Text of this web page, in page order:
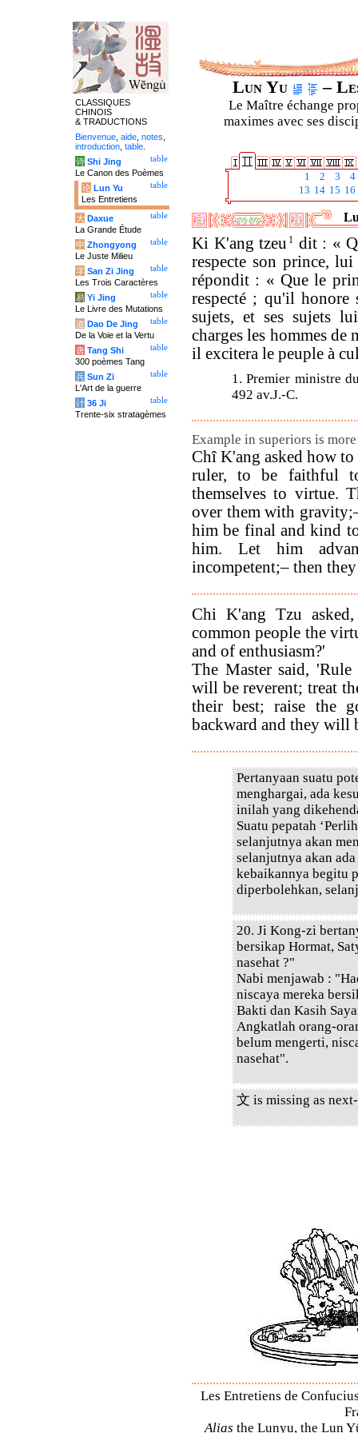
Lun Yu –
Le Maître échange
maximes avec ses
1 2 3
4
13 14 15 16
Ki K'ang tzeu 1 dit : «
respecte son prince,
répondit : « Que le
respecté ; qu'il honore
sujets, et ses sujets
charges les hommes de
il excitera le peuple à
1. Premier ministre
492 av.J.-C.
Example in superiors is
Chî K'ang asked how to
ruler, to be faithful
themselves to virtue.
over them with
him be final and kind
him. Let him
incompetent;– then
Chi K'ang Tzu
common people the
and of enthusiasm?'
The Master said,
will be reverent; treat
their best; raise the
backward and they will
Pertanyaan suatu
menghargai, ada
inilah yang
Suatu pepatah
selanjutnya akan
selanjutnya akan
kebaikannya begitu
diperbolehkan,
20. Ji Kong-zi
bersikap Hormat,
nasehat ?"
Nabi menjawab :
niscaya mereka
Bakti dan Kasih
Angkatlah orang-
belum mengerti,
nasehat".
文 is missing as
Les Entretiens de
Alias the Lunyu, the Lun
CLASSIQUES
CHINOIS
& TRADUCTIONS
Bienvenue aide notes
introduction table
table
诗 Shi Jing
Le Canon des Poèmes
table
论 Lun Yu
Les Entretiens
table
大 Daxue
La Grande Étude
table
中 Zhongyong
Le Juste Milieu
table
字 San Zi Jing
Les Trois Caractères
table
易 Yi Jing
Le Livre des Mutations
table
道 Dao De Jing
De la Voie et la Vertu
table
唐 Tang Shi
300 poèmes Tang
table
兵 Sun Zi
L'Art de la guerre
table
计 36 Ji
Trente-six stratagèmes